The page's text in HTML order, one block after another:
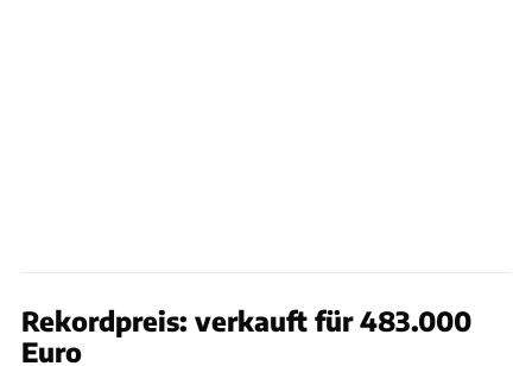
Rekordpreis: verkauft für 483.000
Euro